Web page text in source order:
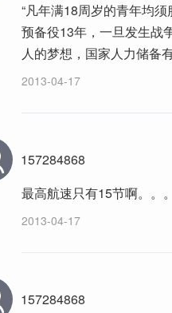
“凡年满18周岁的青年均
预备役13年，一旦发生战
人的梦想，国家人力储备
2013-04-17
157284868
最高航速只有15节啊。。
2013-04-17
157284868